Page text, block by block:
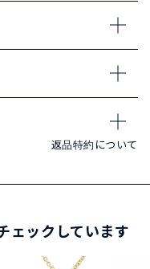
返品特約について
ェックしています